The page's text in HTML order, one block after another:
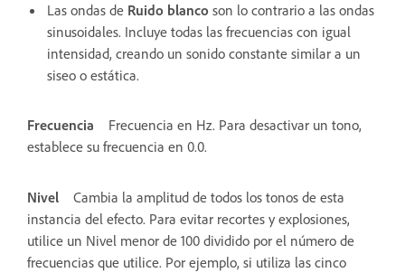
Las ondas de Ruido blanco son lo contrario a las ondas
sinusoidales. Incluye todas las frecuencias con igual
intensidad, creando un sonido constante similar a un
siseo o estática.
Frecuencia
Frecuencia en Hz. Para desactivar un tono,
establece su frecuencia en 0.0.
Nivel
Cambia la amplitud de todos los tonos de esta
instancia del efecto. Para evitar recortes y explosiones,
utilice un Nivel menor de 100 dividido por el número de
frecuencias que utilice. Por ejemplo, si utiliza las cinco